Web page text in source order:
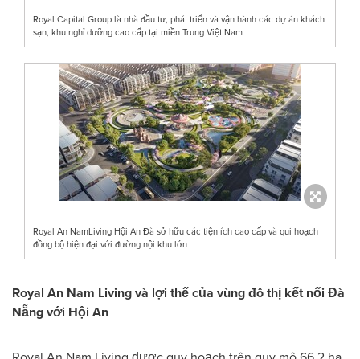
Royal Capital Group là nhà đầu tư, phát triển và vận hành các dự án khách
sạn, khu nghỉ dưỡng cao cấp tại miền Trung Việt Nam
Royal An NamLiving Hội An Đà sở hữu các tiện ích cao cấp và qui hoạch
đồng bộ hiện đại với đường nội khu lớn
Royal An Nam Living và lợi thế của vùng đô thị kết nối Đà
Nẵng với Hội An